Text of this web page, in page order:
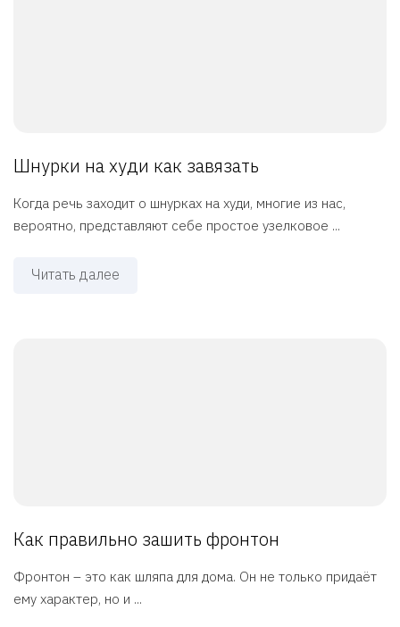
Шнурки на худи как завязать
Когда речь заходит о шнурках на худи, многие из нас,
вероятно, представляют себе простое узелковое ...
Читать далее
Как правильно зашить фронтон
Фронтон – это как шляпа для дома. Он не только придаёт
ему характер, но и ...